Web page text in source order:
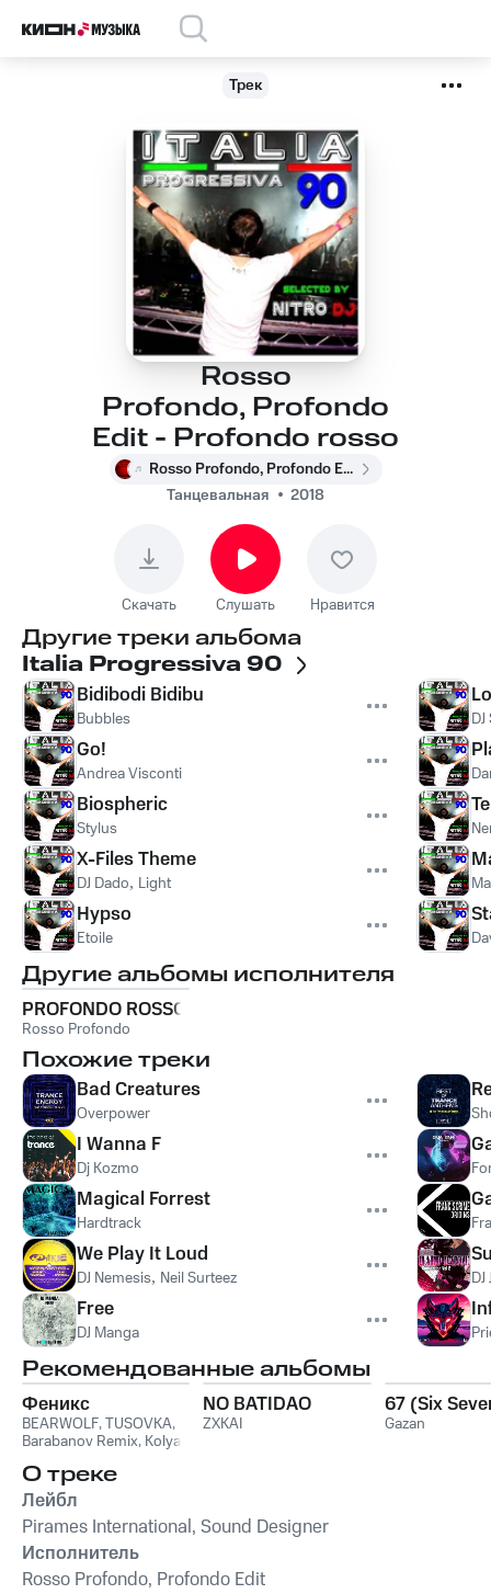
Трек
Rosso
Profondo, Profondo
Edit - Profondo rosso
Rosso Profondo, Profondo Edit
Танцевальная
2018
Скачать Слушать Нравится
Другие треки альбома
Italia Progressiva 90
Bidibodi Bidibu
Bubbles
Go!
Andrea Visconti
Biospheric
Stylus
X-Files Theme
DJ Dado, Light
Hypso
Etoile
Другие альбомы исполнителя
PROFONDO ROSSO
Rosso Profondo
Похожие треки
Bad Creatures
Overpower
I Wanna F
Dj Kozmo
Magical Forrest
Hardtrack
We Play It Loud
DJ Nemesis, Neil Surteez
Free
DJ Manga
Рекомендованные альбомы
Феникс
BEARWOLF,TUSOVKA,
Barabanov Remix, Kolya
NO BATIDAO
ZXKAI
67 (Six
Gazan
О треке
Лейбл
Pirames International, Sound Designer
Исполнитель
Rosso Profondo, Profondo Edit